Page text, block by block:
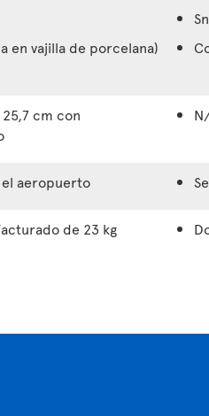
en vajilla de porcelana)
cm con
aeropuerto
de 23 kg